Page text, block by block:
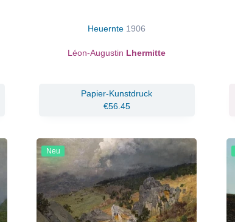
Heuernte 1906
Léon-Augustin Lhermitte
Papier-Kunstdruck
€56.45
Neu